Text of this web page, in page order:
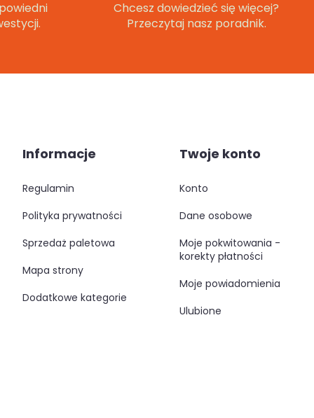
Chcesz dowiedzieć się więcej?
Przeczytaj nasz poradnik.
Informacje
regulamin
polityka prywatności
sprzedaż paletowa
mapa strony
dodatkowe kategorie
Twoje konto
konto
dane osobowe
moje pokwitowania -
korekty płatności
moje powiadomienia
ulubione